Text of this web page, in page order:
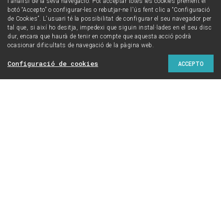
botó “Accepto” o configurar-les o rebutjar-ne l'ús fent clic a “Configuració
de Cookies”. L'usuari té la possibilitat de configurar el seu navegador per
tal que, si així ho desitja, impedexi que siguin instal·lades en el seu disc
dur, encara que haurà de tenir en compte que aquesta acció podrà
ocasionar dificultats de navegació de la pàgina web.
ACCEPTO
Configuració de cookies